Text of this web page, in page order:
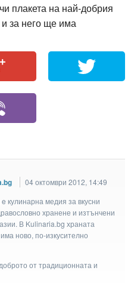
плакета на най-добрия
за него ще има
04 октомври 2012, 14:49
e кулинарна медия за вкусни
хранене и изтънчени
В Kulinaria.bg храната
ново, по-изкусително
от традиционната и